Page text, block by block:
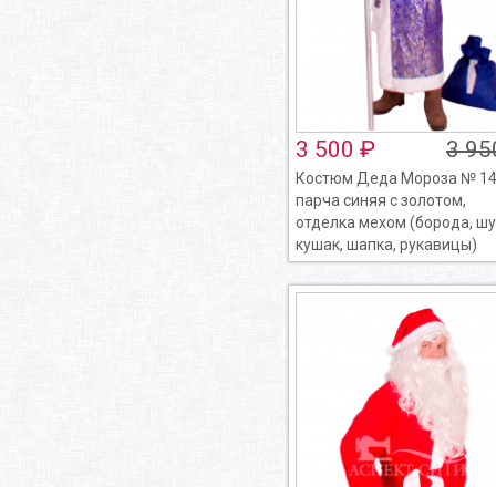
3 500 ₽ 3
Костюм Деда Мороза №
парча синяя с золотом,
отделка мехом (борода,
кушак, шапка, рукавицы)